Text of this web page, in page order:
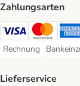
Zahlungsarten
Visa PaymentMastercard
Rechnung
Rechnung Payment
Lieferservice